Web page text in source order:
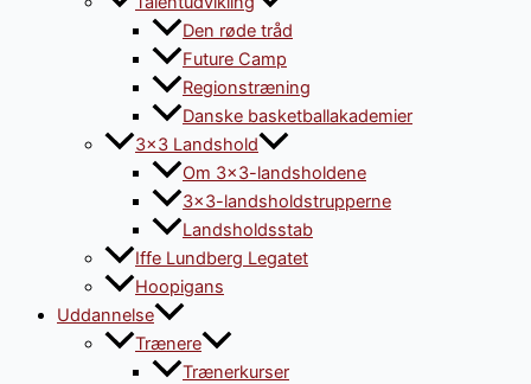
Den røde tråd
Future Camp
Regionstræning
Danske basketballakademier
3×3 Landshold
Om 3×3-landsholdene
3×3-landsholdstrupperne
Landsholdsstab
Iffe Lundberg Legatet
Hoopigans
Uddannelse
Trænere
Trænerkurser